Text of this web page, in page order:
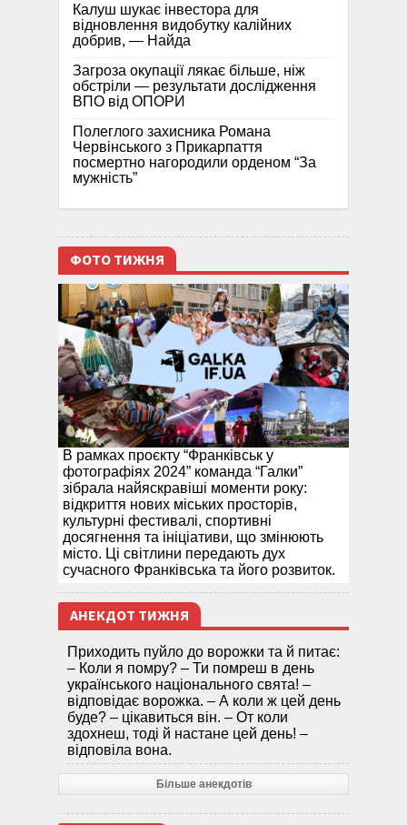
Калуш шукає інвестора для
відновлення видобутку калійних
добрив, — Найда
Загроза окупації лякає більше, ніж
обстріли — результати дослідження
ВПО від ОПОРИ
Полеглого захисника Романа
Червінського з Прикарпаття
посмертно нагородили орденом “За
мужність”
ФОТО ТИЖНЯ
В рамках проєкту “Франківськ у
фотографіях 2024” команда “Галки”
зібрала найяскравіші моменти року:
відкриття нових міських просторів,
культурні фестивалі, спортивні
досягнення та ініціативи, що змінюють
місто. Ці світлини передають дух
сучасного Франківська та його розвиток.
АНЕКДОТ ТИЖНЯ
Приходить пуйло до ворожки та й питає:
– Коли я помру? – Ти помреш в день
українського національного свята! –
відповідає ворожка. – А коли ж цей день
буде? – цікавиться він. – От коли
здохнеш, тоді й настане цей день! –
відповіла вона.
Більше анекдотів